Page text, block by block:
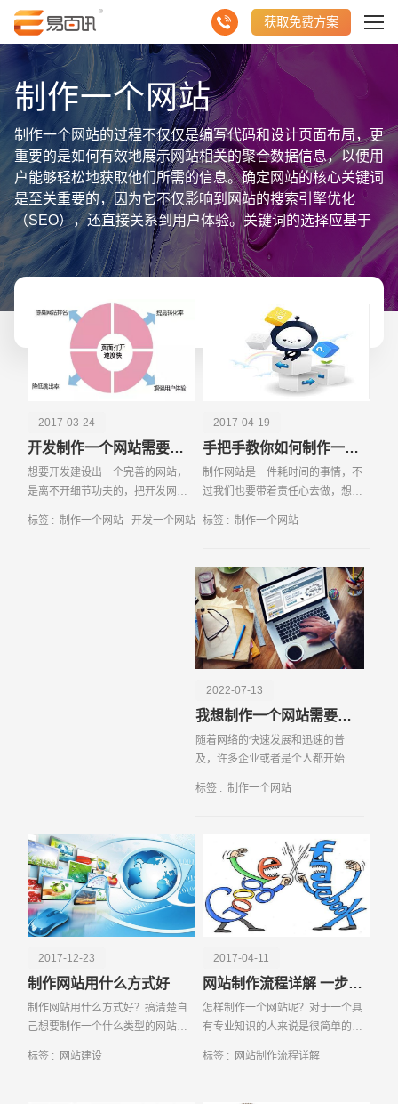
获取免费方案
制作一个网站
制作一个网站的过程不仅仅是编写代码和设计页面布局，更
重要的是如何有效地展示网站相关的聚合数据信息，以便用
户能够轻松地获取他们所需的信息。确定网站的核心关键词
是至关重要的，因为它不仅影响到网站的搜索引擎优化
（SEO），还直接关系到用户体验。关键词的选择应基于
目标用户的搜索习惯和内容的相关性。接下来，我们需要构
建一个数据采集和处理系统，以便实时或定期地获取和更新
网站上的数据。这可以通过API接口、网络爬虫或手动上传
等方式实现。数据的准确性和及时性是关键，因此选择可靠
的数据源和高效的数据处理算法是必要的。然后，我们需要
设计一个用户友好的界面来展示这些数据。通过图表、图形
和表格等可视化工具，可以让用户更直观地理解复杂的数
据。交互性也是一个重要考虑因素，用户应该能够通过点
用户能够从宏观到微观逐步深入了解信息。例如，可以先展
示总体趋势图，再提供详细的分类数据和具体案例。为了提
高网站的加载速度和响应性能，我们可以采用缓存技术和内
容分发网络（CDN）来优化数据的加载和传输。数据的安
据的安全。通过以上步骤，我们不仅能够创建一个功能齐
全、用户体验优良的网站，还能有效地展示和管理网站相关
的聚合数据信息，从而为用户提供有价值的服务和信息。
2017-03-24
开发制作一个网站需要哪些流程
想要开发建设出一个完善的网站，
是离不开细节功夫的，把开发网站
完成才能建立起一个完整的网站。
标签 : 制作一个网站 开发一个网站
2017-04-19
手把手教你如何制作一个完整的网站
制作网站是一件耗时间的事情，不
过我们也要带着责任心去做，想要
的具体操作流程，详细的了解各个
标签 : 制作一个网站
2022-07-13
我想制作一个网站需要做哪些步骤
随着网络的快速发展和迅速的普
及，许多企业或者是个人都开始建
到品牌推广和开拓业务的作用。注
标签 : 制作一个网站
2017-04-11
网站制作流程详解 一步一步轻松做网站
怎样制作一个网站呢？对于一个具
有专业知识的人来说是很简单的一
那么容易了。那么怎样才能建设一
标签 : 网站制作流程详解
2017-12-23
制作网站用什么方式好
制作网站用什么方式好？搞清楚自
己想要制作一个什么类型的网站，
能够帮助大家更好的挑选更好的建
标签 : 网站建设
请输入您的公司名称 名字
电话 微信号